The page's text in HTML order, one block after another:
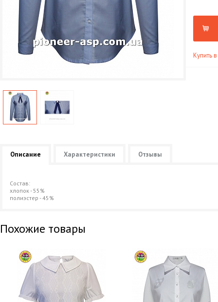
Купить
Описание Характеристики Отзывы
Состав:
хлопок - 55%
полиэстер - 45%
Похожие товары